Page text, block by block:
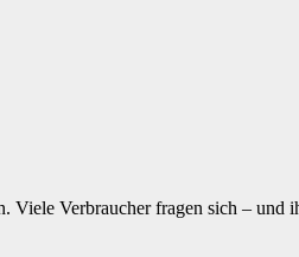
Verbraucher fragen sich – und